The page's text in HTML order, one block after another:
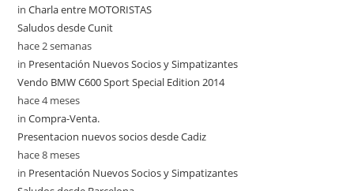
inCharla entre MOTORISTAS
Saludos desde Cunit
hace 2 semanas
in Presentación Nuevos Socios y Simpatizantes
Vendo BMW C600 Sport Special Edition 2014
hace 4 meses
inCompra-Venta.
Presentacion nuevos socios desde Cadiz
hace 8 meses
in Presentación Nuevos Socios y Simpatizantes